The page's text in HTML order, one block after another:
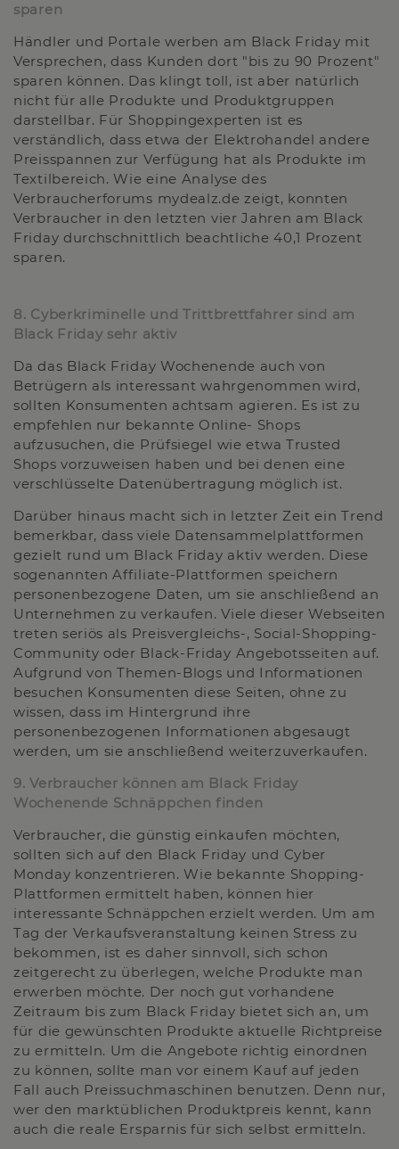
sparen
Händler und Portale werben am Black Friday mit
Versprechen, dass Kunden dort "bis zu 90 Prozent"
sparen können. Das klingt toll, ist aber natürlich
nicht für alle Produkte und Produktgruppen
darstellbar. Für Shoppingexperten ist es
verständlich, dass etwa der Elektrohandel andere
Preisspannen zur Verfügung hat als Produkte im
Textilbereich. Wie eine Analyse des
Verbraucherforums mydealz.de zeigt, konnten
Verbraucher in den letzten vier Jahren am Black
Friday durchschnittlich beachtliche 40,1 Prozent
sparen.
8. Cyberkriminelle und Trittbrettfahrer sind am
Black Friday sehr aktiv
Da das Black Friday Wochenende auch von
Betrügern als interessant wahrgenommen wird,
sollten Konsumenten achtsam agieren. Es ist zu
empfehlen nur bekannte Online- Shops
aufzusuchen, die Prüfsiegel wie etwa Trusted
Shops vorzuweisen haben und bei denen eine
verschlüsselte Datenübertragung möglich ist.
Darüber hinaus macht sich in letzter Zeit ein Trend
bemerkbar, dass viele Datensammelplattformen
gezielt rund um Black Friday aktiv werden. Diese
sogenannten Affiliate-Plattformen speichern
personenbezogene Daten, um sie anschließend an
Unternehmen zu verkaufen. Viele dieser Webseiten
treten seriös als Preisvergleichs-, Social-Shopping-
Community oder Black-Friday Angebotsseiten auf.
Aufgrund von Themen-Blogs und Informationen
besuchen Konsumenten diese Seiten, ohne zu
wissen, dass im Hintergrund ihre
personenbezogenen Informationen abgesaugt
werden, um sie anschließend weiterzuverkaufen.
9. Verbraucher können am Black Friday
Wochenende Schnäppchen finden
Verbraucher, die günstig einkaufen möchten,
sollten sich auf den Black Friday und Cyber
Monday konzentrieren. Wie bekannte Shopping-
Plattformen ermittelt haben, können hier
interessante Schnäppchen erzielt werden. Um am
Tag der Verkaufsveranstaltung keinen Stress zu
bekommen, ist es daher sinnvoll, sich schon
zeitgerecht zu überlegen, welche Produkte man
erwerben möchte. Der noch gut vorhandene
Zeitraum bis zum Black Friday bietet sich an, um
für die gewünschten Produkte aktuelle Richtpreise
zu ermitteln. Um die Angebote richtig einordnen
zu können, sollte man vor einem Kauf auf jeden
Fall auch Preissuchmaschinen benutzen. Denn nur,
wer den marktüblichen Produktpreis kennt, kann
auch die reale Ersparnis für sich selbst ermitteln.